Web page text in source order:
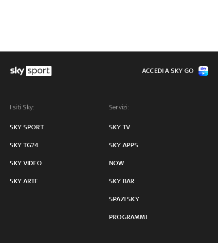
I siti Sky:
SKY SPORT
SKY TG24
SKY VIDEO
SKY ARTE
Servizi:
SKY TV
SKY APPS
NOW
SKY BAR
SPAZI SKY
PROGRAMMI
ACCEDI A SKY GO